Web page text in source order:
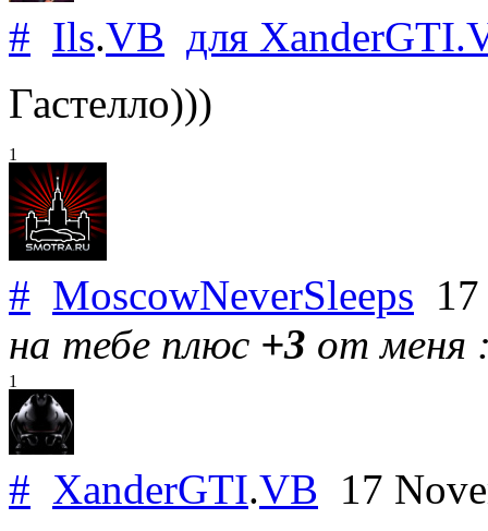
# Ils.VB для XanderGTI.
Гастелло)))
1
# MoscowNeverSleeps
на тебе плюс +3 от меня
1
# XanderGTI.VB 17